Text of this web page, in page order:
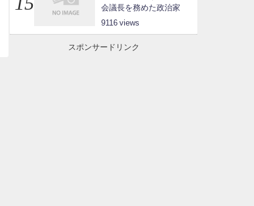
会議長を務めた政治家
9116
スポンサードリンク